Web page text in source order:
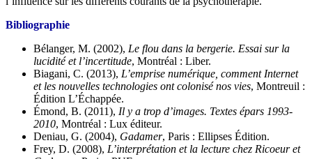
Bibliographie
Bélanger, M. (2002), Le flou dans la bergerie. Essai sur la
lucidité et l’incertitude, Montréal : Liber.
Biagani, C. (2013), L’emprise numérique, comment Internet
et les nouvelles technologies ont colonisé nos vies, Montreuil :
Édition L’Échappée.
Émond, B. (2011), Il y a trop d’images. Textes épars 1993-
2010, Montréal : Lux éditeur.
Deniau, G. (2004), Gadamer, Paris : Ellipses Édition.
Frey, D. (2008), L’interprétation et la lecture chez Ricoeur et